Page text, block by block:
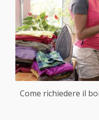
Come richiedere il